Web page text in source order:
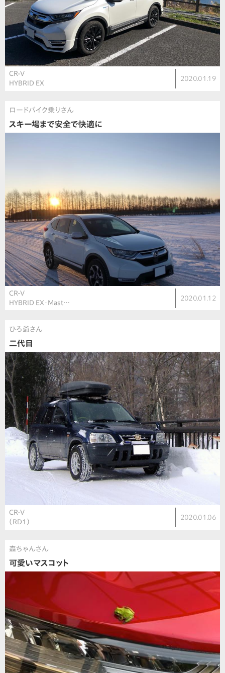
CR-V
HYBRID EX
2020.01.19
ロードバイク乗りさん
スキー場まで安全で快適に
CR-V
HYBRID EX・Mast…
2020.01.12
ひろ爺さん
二代目
CR-V
（RD1）
2020.01.06
森ちゃんさん
可愛いマスコット